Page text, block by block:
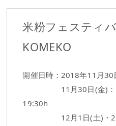
米粉フェスティ
KOMEKO
開催日時：2018年11月30
11月30日(金)：プレ
19:30h
12月1日(土)・2日(